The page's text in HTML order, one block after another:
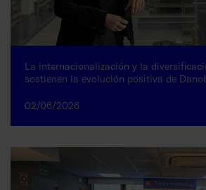
La internacionalización y la
sostienen la evolución positiva de
02/06/2026